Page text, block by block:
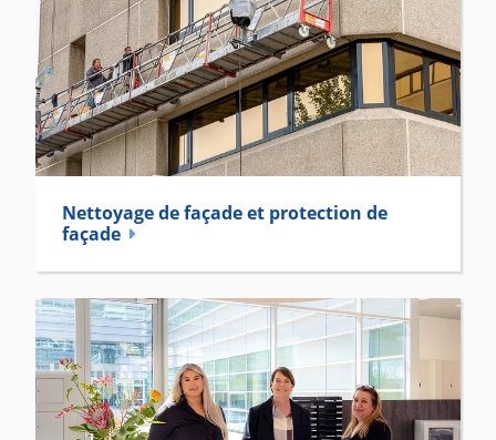
Nettoyage de façade et protection de
façade